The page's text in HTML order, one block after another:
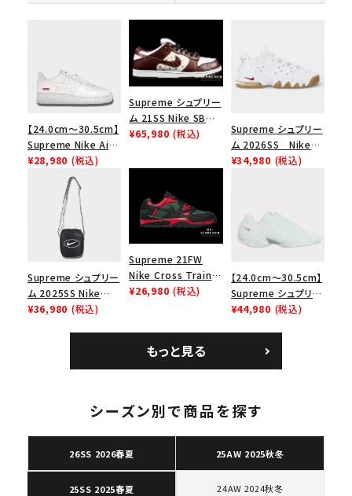
人気ワード 2026SS
Tシャツ・ロングスリーブ
【24.0cm～30.5cm】
Supreme Nike Air
Force 1 Low シュプ
リーム ナイキエアフォ
ース１スニーカー シ
ューズ ホワイト
¥28,980 (税込)
Supreme シュプリー
ム 21SS Nike SB
Dunk Low ナイキSB
¥65,980 (税込)
Supreme シュプリー
ム 2026SS Nike
SB Air Max 2 CB 94
¥34,980 (税込)
Supreme シュプリー
ム 2025SS Nike
Leather Shoulder
¥36,980 (税込)
Supreme 21FW
Nike Cross Trainer
Low ナイキクロスト
¥26,980 (税込)
【24.0cm～30.5cm】
Supreme シュプリー
ム 2023AW Nike
カー ホワイト 白
¥44,980 (税込)
もっと見る
シーズン別で商品を探す
26SS 2026春夏 25AW 2025秋冬
25SS 2025春夏 24AW 2024秋冬